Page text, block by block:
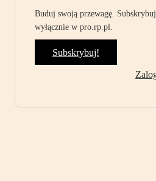
Buduj swoją przewagę.
wyłącznie w pro.rp.pl.
Subskrybuj!